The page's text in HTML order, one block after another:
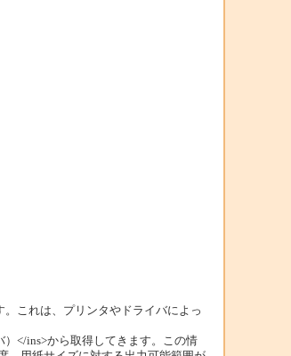
これは、プリンタやドライバによっ
</ins>から取得してきます。この情